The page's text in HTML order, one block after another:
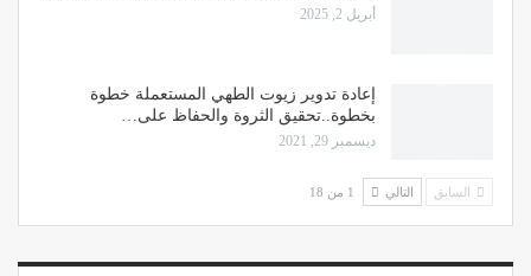
أبريل 2, 2025
إعادة تدوير زيوت الطهي المستعملة خطوة
بخطوة..تحقيق الثروة والحفاظ على…
ديسمبر 29, 2021
السابق التالي 1 من 18